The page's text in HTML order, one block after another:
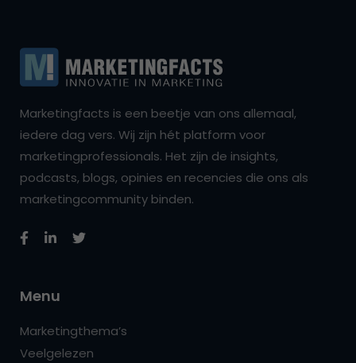
Marketingfacts is een beetje van ons allemaal,
iedere dag vers. Wij zijn hét platform voor
marketingprofessionals. Het zijn de insights,
podcasts, blogs, opinies en recencies die ons als
marketingcommunity binden.
Menu
Marketingthema’s
Veelgelezen